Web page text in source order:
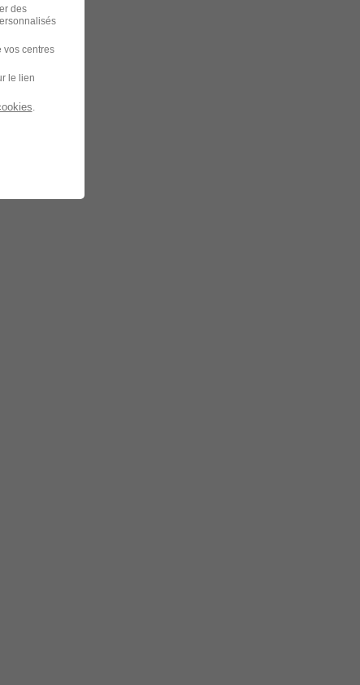
des
vos centres
le lien